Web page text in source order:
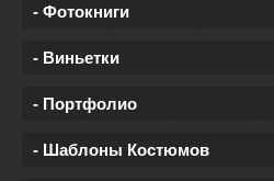
- Фотокниги
- Виньетки
- Портфолио
- Шаблоны Костюмов